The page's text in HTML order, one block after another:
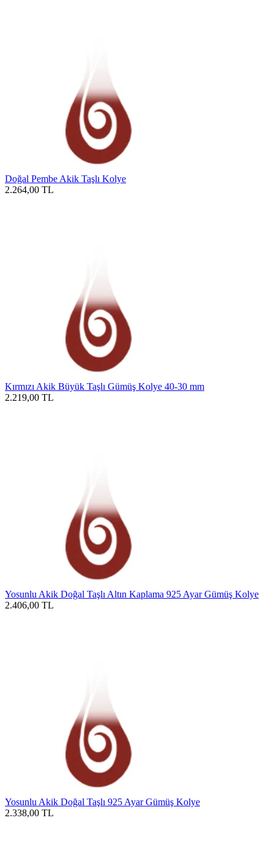
Doğal Pembe Akik Taşlı Kolye
2.264,00 TL
Kırmızı Akik Büyük Taşlı Gümüş Kolye 40-30 mm
2.219,00 TL
Yosunlu Akik Doğal Taşlı Altın Kaplama 925 Ayar Gümüş Kolye
2.406,00 TL
Yosunlu Akik Doğal Taşlı 925 Ayar Gümüş Kolye
2.338,00 TL